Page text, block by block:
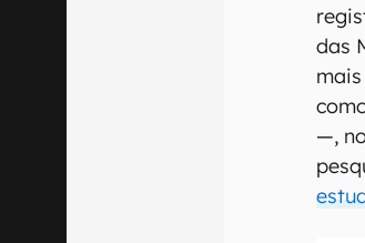
das
—,